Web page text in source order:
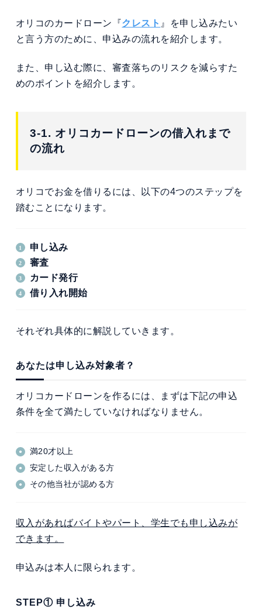
オリコのカードローン『クレスト 』を申し込みたい
と言う方のために、申込みの流れを紹介します。
また、申し込む際に、審査落ちのリスクを減らすた
めのポイントを紹介します。
3-1. オリコカードローンの借入れまで
の流れ
オリコでお金を借りるには、以下の4つのステップを
踏むことになります。
申し込み
審査
カード発行
借り入れ開始
それぞれ具体的に解説していきます。
あなたは申し込み対象者？
オリコカードローンを作るには、まずは下記の申込
条件を全て満たしていなければなりません。
満20才以上
安定した収入がある方
その他当社が認める方
収入があればバイトやパート、学生でも申し込みが
できます。
申込みは本人に限られます。
STEP① 申し込み